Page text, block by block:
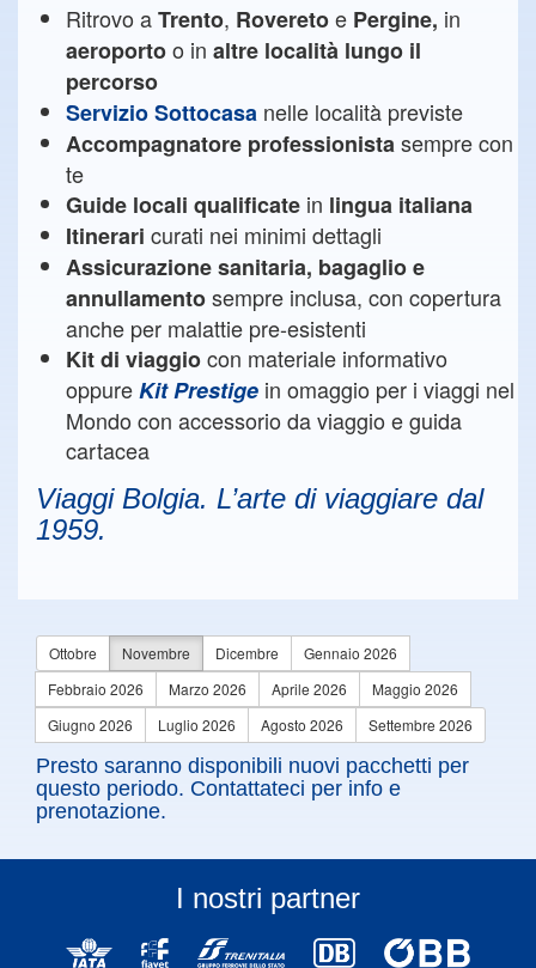
Ritrovo aTrento, Roveretoe Pergine, in
aeroportoo in altre località lungo il
percorso
Servizio Sottocasa nelle località previste
Accompagnatore professionistasempre con
te
Guide locali qualificate in lingua italiana
Itinerari curati nei minimi dettagli
Assicurazione sanitaria, bagaglio e
annullamentosempre inclusa, con copertura
anche per malattie pre-esistenti
Kit di viaggiocon materiale informativo
oppureKit Prestige in omaggio per i viaggi nel
Mondo con accessorio da viaggio e guida
cartacea
Viaggi Bolgia. L’arte di viaggiare dal
1959.
Ottobre Novembre Dicembre
Gennaio 2026
Febbraio 2026
Marzo 2026 Aprile 2026
Maggio 2026
Giugno 2026
Luglio 2026 Agosto 2026 Settembre 2026
Presto saranno disponibili nuovi pacchetti per
questo periodo. Contattateci per info e
prenotazione.
I nostri partner